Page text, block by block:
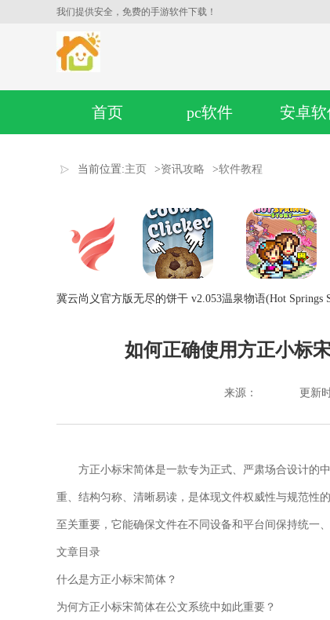
我们提供安全，免费的手游软件下载！
首页 pc软件 安卓软
当前位置:主页 >资讯攻略 >软件教程
冀云尚义官方版无尽的饼干 v2.053温泉物语(Hot Springs
如何正确使用方正小标
来源： 更新
方正小标宋简体是一款专为正式、严肃场合设计的
重、结构匀称、清晰易读，是体现文件权威性与规范性
至关重要，它能确保文件在不同设备和平台间保持统一
文章目录
什么是方正小标宋简体？
为何方正小标宋简体在公文系统中如此重要？